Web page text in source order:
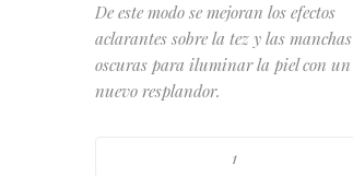
De este modo se mejoran los efectos
aclarantes sobre la tez y las manchas
oscuras para iluminar la piel con un
nuevo resplandor.